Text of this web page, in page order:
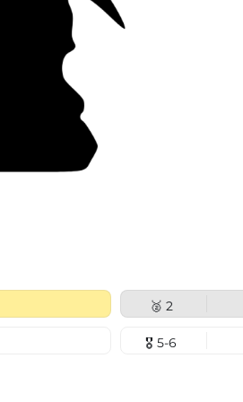
🥈 2
🎖 5-6